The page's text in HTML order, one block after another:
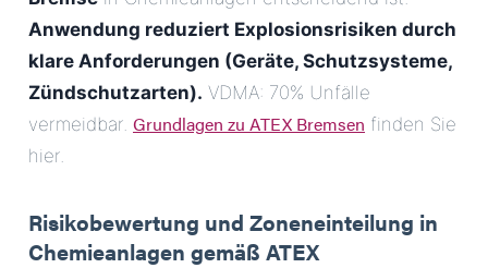
Anwendung reduziert Explosionsrisiken durch
klare Anforderungen (Geräte, Schutzsysteme,
Zündschutzarten). VDMA: 70% Unfälle
vermeidbar. Grundlagen zu ATEX Bremsen finden Sie
hier.
Risikobewertung und Zoneneinteilung in
Chemieanlagen gemäß ATEX